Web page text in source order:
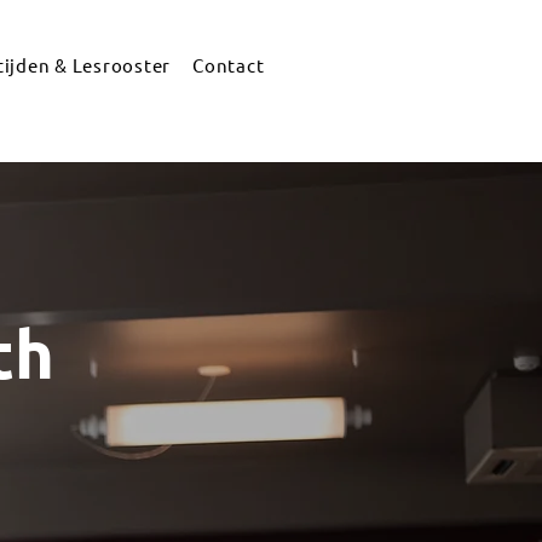
& Lesrooster Contact